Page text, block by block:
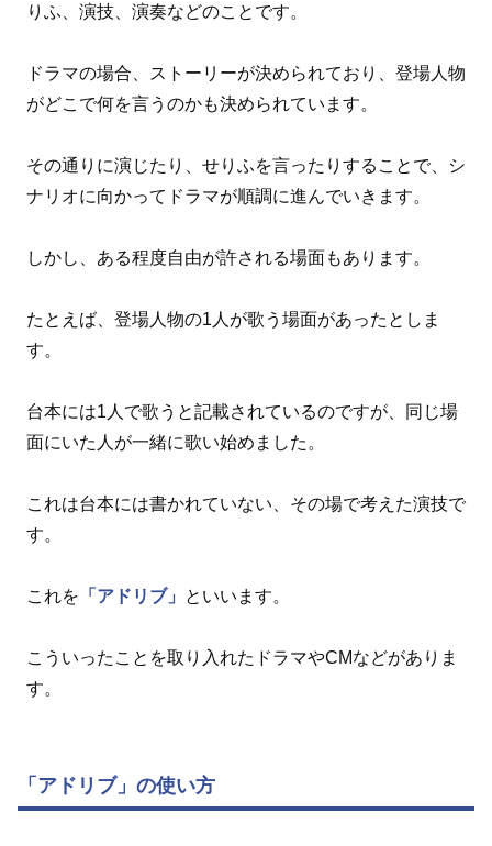
りふ、演技、演奏などのことです。
ドラマの場合、ストーリーが決められており、登場人物
がどこで何を言うのかも決められています。
その通りに演じたり、せりふを言ったりすることで、シ
ナリオに向かってドラマが順調に進んでいきます。
しかし、ある程度自由が許される場面もあります。
たとえば、登場人物の1人が歌う場面があったとしま
す。
台本には1人で歌うと記載されているのですが、同じ場
面にいた人が一緒に歌い始めました。
これは台本には書かれていない、その場で考えた演技で
す。
これを 「アドリブ」 といいます。
こういったことを取り入れたドラマやCMなどがありま
す。
「アドリブ」の使い方